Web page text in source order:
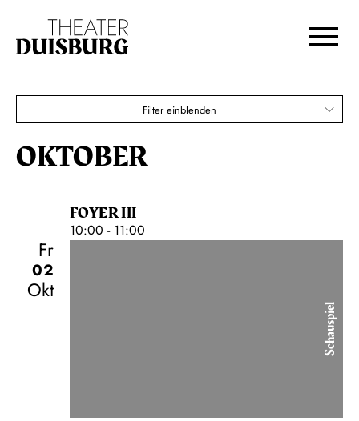
Zur Hauptnavigation springen
Zum Footer springen
DUISBURG 2026
Igor Levit
OKTOBER
FOYER III
10:00 - 11:00
Fr
02
Okt
Schauspiel